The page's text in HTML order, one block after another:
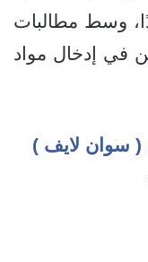
وسط مطالبات
في إدخال مواد
( سوان لايف )